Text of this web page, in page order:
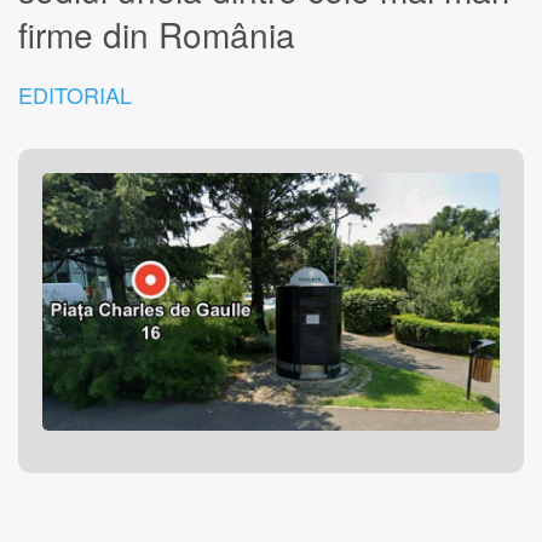
firme din România
EDITORIAL